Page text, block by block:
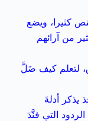
كثيرا، ويضع
من آرائهم
لتعلم كيف ضَلَّ
أدلةَ
التي فنَّدَ